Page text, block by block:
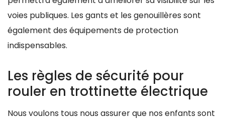
voies publiques. Les gants et les genouillères sont
également des équipements de protection
indispensables.
Les règles de sécurité pour
rouler en trottinette électrique
Nous voulons tous nous assurer que nos enfants sont